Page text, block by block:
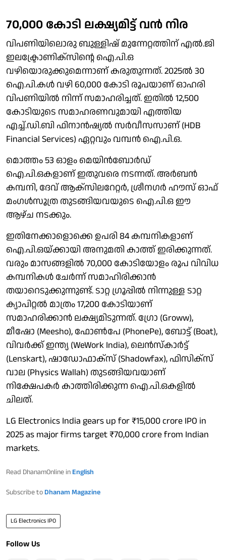
70,000 കോടി ലക്ഷ്യമിട്ട് വന്‍ നിര
വിപണിയിലൊരു ബുള്ളിഷ് മുന്നേറ്റത്തിന് എല്‍.ജി
ഇലക്ട്രോണിക്‌സിന്റെ ഐ.പി.ഒ
വഴിയൊരുക്കുമെന്നാണ് കരുതുന്നത്. 2025ല്‍ 30
ഐ.പി.കള്‍ വഴി 60,000 കോടി രൂപയാണ് ഓഹരി
വിപണിയില്‍ നിന്ന് സമാഹരിച്ചത്. ഇതില്‍ 12,500
കോടിയുടെ സമാഹരണവുമായി എത്തിയ
എച്ച്.ഡി.ബി ഫിനാന്‍ഷ്യല്‍ സര്‍വീസസാണ് (HDB
Financial Services) ഏറ്റവും വമ്പന്‍ ഐ.പി.ഒ.
മൊത്തം 53 ഓളം മെയിന്‍ബോര്‍ഡ്
ഐ.പി.ഒകളാണ് ഇതുവരെ നടന്നത്. അര്‍ബന്‍
കമ്പനി, ദേവ് ആക്‌സിലറേറ്റര്‍, ശ്രീനഗര്‍ ഹൗസ് ഓഫ്
മംഗള്‍സൂത്ര തുടങ്ങിയവയുടെ ഐ.പി.ഒ ഈ
ആഴ്ച നടക്കും.
ഇതിനേക്കാളൊക്കെ ഉപരി 84 കമ്പനികളാണ്
ഐ.പി.ഒയ്ക്കായി അനുമതി കാത്ത് ഇരിക്കുന്നത്.
വരും മാസങ്ങളില്‍ 70,000 കോടിയോളം രൂപ വിവിധ
കമ്പനികള്‍ ചേര്‍ന്ന് സമാഹിരിക്കാന്‍
തയാറെടുക്കുന്നുണ്ട്. ടാറ്റ ഗ്രൂപ്പില്‍ നിന്നുള്ള ടാറ്റ
ക്യാപിറ്റല്‍ മാത്രം 17,200 കോടിയാണ്
സമാഹരിക്കാന്‍ ലക്ഷ്യമിടുന്നത്. ഗ്രോ (Groww),
മീഷോ (Meesho), ഫോണ്‍പേ (PhonePe), ബോട്ട്‌ (Boat),
വിവര്‍ക്ക് ഇന്ത്യ (WeWork India), ലെന്‍സ്‌കാര്‍ട്ട്
(Lenskart), ഷാഡോഫാക്‌സ്‌ (Shadowfax), ഫിസിക്‌സ്
വാല (Physics Wallah) തുടങ്ങിയവയാണ്
നിക്ഷേപകര്‍ കാത്തിരിക്കുന്ന ഐ.പി.ഒകളില്‍
ചിലത്.
LG Electronics India gears up for ₹15,000 crore IPO in
2025 as major firms target ₹70,000 crore from Indian
markets.
Read DhanamOnline in English
Subscribe to Dhanam Magazine
LG Electronics IPO
Follow Us